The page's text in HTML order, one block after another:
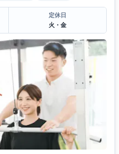
定休日
火・金